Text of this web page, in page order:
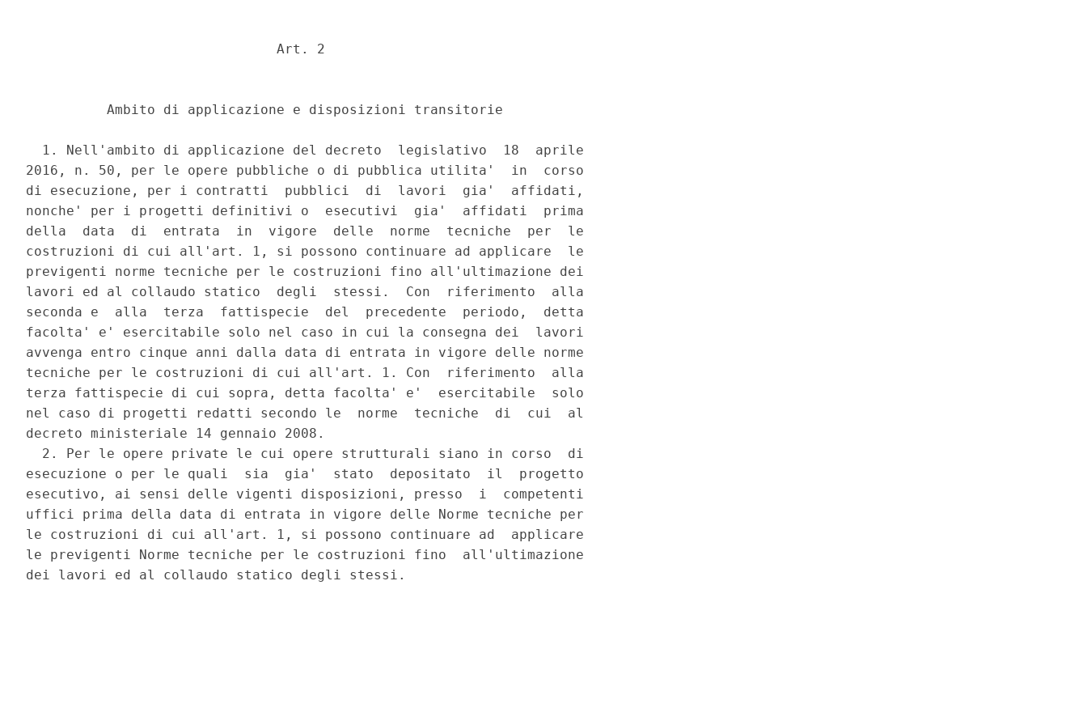
                               Art. 2
          Ambito di applicazione e disposizioni transitorie
  1. Nell'ambito di applicazione del decreto  legislativo  18  aprile
2016, n. 50, per le opere pubbliche o di pubblica utilita'  in  corso
di esecuzione, per i contratti  pubblici  di  lavori  gia'  affidati,
nonche' per i progetti definitivi o  esecutivi  gia'  affidati  prima
della  data  di  entrata  in  vigore  delle  norme  tecniche  per  le
costruzioni di cui all'art. 1, si possono continuare ad applicare  le
previgenti norme tecniche per le costruzioni fino all'ultimazione dei
lavori ed al collaudo statico  degli  stessi.  Con  riferimento  alla
seconda e  alla  terza  fattispecie  del  precedente  periodo,  detta
facolta' e' esercitabile solo nel caso in cui la consegna dei  lavori
avvenga entro cinque anni dalla data di entrata in vigore delle norme
tecniche per le costruzioni di cui all'art. 1. Con  riferimento  alla
terza fattispecie di cui sopra, detta facolta' e'  esercitabile  solo
nel caso di progetti redatti secondo le  norme  tecniche  di  cui  al
decreto ministeriale 14 gennaio 2008.
  2. Per le opere private le cui opere strutturali siano in corso  di
esecuzione o per le quali  sia  gia'  stato  depositato  il  progetto
esecutivo, ai sensi delle vigenti disposizioni, presso  i  competenti
uffici prima della data di entrata in vigore delle Norme tecniche per
le costruzioni di cui all'art. 1, si possono continuare ad  applicare
le previgenti Norme tecniche per le costruzioni fino  all'ultimazione